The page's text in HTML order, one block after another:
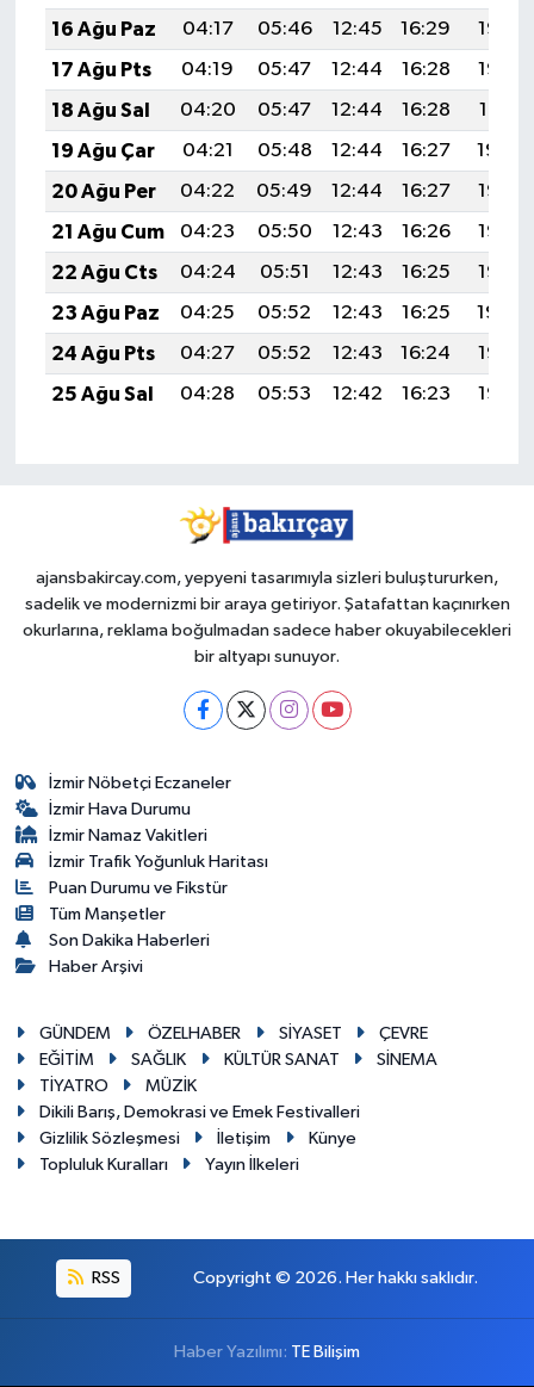
16 Ağu Paz
04:17 05:46 12:45 16:29
19:33
17 Ağu Pts
04:19 05:47 12:44 16:28
19:32
18 Ağu Sal
04:20 05:47 12:44 16:28
19:31
19 Ağu Çar
04:21 05:48 12:44 16:27
19:30
20 Ağu Per
04:22 05:49 12:44 16:27
19:28
21 Ağu Cum
04:23 05:50 12:43 16:26
19:27
22 Ağu Cts
04:24 05:51 12:43 16:25
19:26
23 Ağu Paz
04:25 05:52 12:43 16:25
19:24
24 Ağu Pts
04:27 05:52 12:43 16:24
19:23
25 Ağu Sal
04:28 05:53 12:42 16:23 19:22
ajansbakircay.com, yepyeni tasarımıyla sizleri buluştururken,
sadelik ve modernizmi bir araya getiriyor. Şatafattan kaçınırken
okurlarına, reklama boğulmadan sadece haber okuyabilecekleri
bir altyapı sunuyor.
İzmir Nöbetçi Eczaneler
İzmir Hava Durumu
İzmir Namaz Vakitleri
İzmir Trafik Yoğunluk Haritası
Puan Durumu ve Fikstür
Tüm Manşetler
Son Dakika Haberleri
Haber Arşivi
GÜNDEM ÖZELHABER SİYASET
ÇEVRE
EĞİTİM
SAĞLIK KÜLTÜR SANAT
SİNEMA
TİYATRO
MÜZİK
Dikili Barış, Demokrasi ve Emek Festivalleri
Gizlilik Sözleşmesi
İletişim
Künye
Topluluk Kuralları
Yayın İlkeleri
RSS Copyright © 2026. Her hakkı saklıdır.
Haber Yazılımı: TE Bilişim